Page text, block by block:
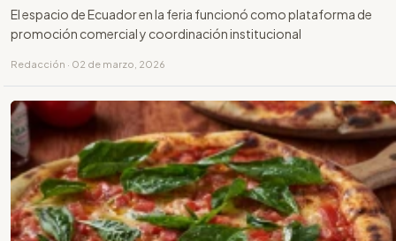
El espacio de Ecuador en la feria funcionó como plataforma de
promoción comercial y coordinación institucional
Redacción · 02 de marzo, 2026